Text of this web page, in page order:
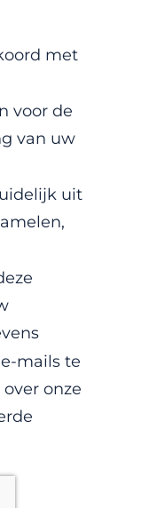
met
voor de
van uw
uit
mails te
onze